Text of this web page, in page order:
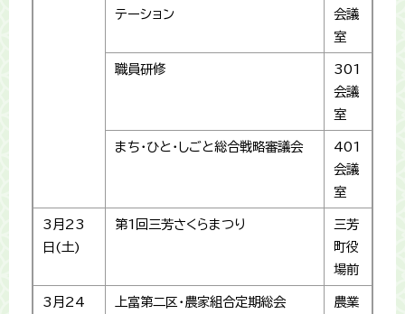
テーション
会議
室
職員研修
301
会議
室
まち・ひと・しごと総合戦略審議会
401
会議
室
3月23
日(土)
第1回三芳さくらまつり
三芳
町役
場前
3月24
上富第二区・農家組合定期総会
農業